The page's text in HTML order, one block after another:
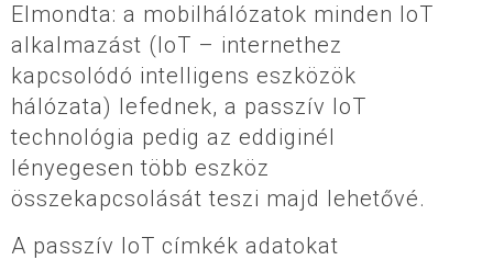
Elmondta: a mobilhálózatok minden IoT
alkalmazást (IoT – internethez
kapcsolódó intelligens eszközök
hálózata) lefednek, a passzív IoT
technológia pedig az eddiginél
lényegesen több eszköz
összekapcsolását teszi majd lehetővé.
A passzív IoT címkék adatokat